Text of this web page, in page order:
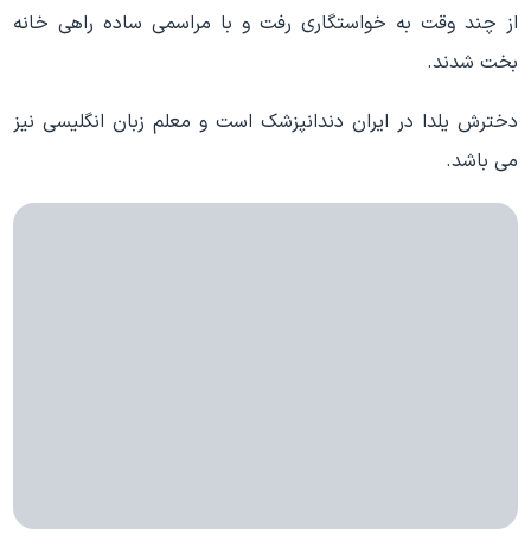
از چند وقت به خواستگاری رفت و با مراسمی ساده راهی خانه
بخت شدند.
دخترش یلدا در ایران دندانپزشک است و معلم زبان انگلیسی نیز
می باشد.